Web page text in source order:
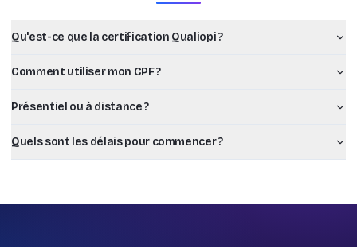
Qu'est-ce que la certification Qualiopi ?
Comment utiliser mon CPF ?
Présentiel ou à distance ?
Quels sont les délais pour commencer ?